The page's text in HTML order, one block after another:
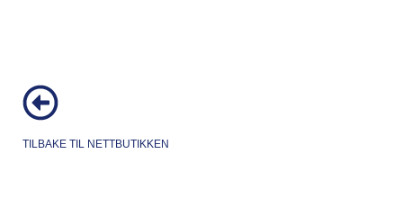
TILBAKE TIL NETTBUTIKKEN